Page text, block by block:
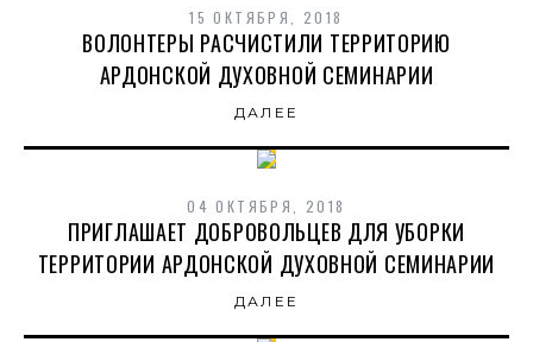
15 ОКТЯБРЯ, 2018
ВОЛОНТЕРЫ РАСЧИСТИЛИ ТЕРРИТОРИЮ
АРДОНСКОЙ ДУХОВНОЙ СЕМИНАРИИ
ДАЛЕЕ
04 ОКТЯБРЯ, 2018
ПРИГЛАШАЕТ ДОБРОВОЛЬЦЕВ ДЛЯ УБОРКИ
ТЕРРИТОРИИ АРДОНСКОЙ ДУХОВНОЙ СЕМИНАРИИ
ДАЛЕЕ